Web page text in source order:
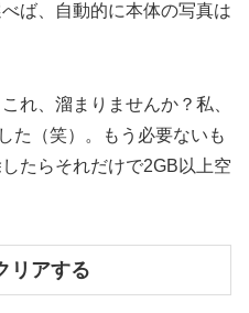
ば、自動的に本体の写真は
れ、溜まりませんか？私、
た（笑）。もう必要ないも
たらそれだけで2GB以上空
リアする